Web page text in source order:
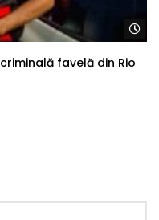
favelă din Rio